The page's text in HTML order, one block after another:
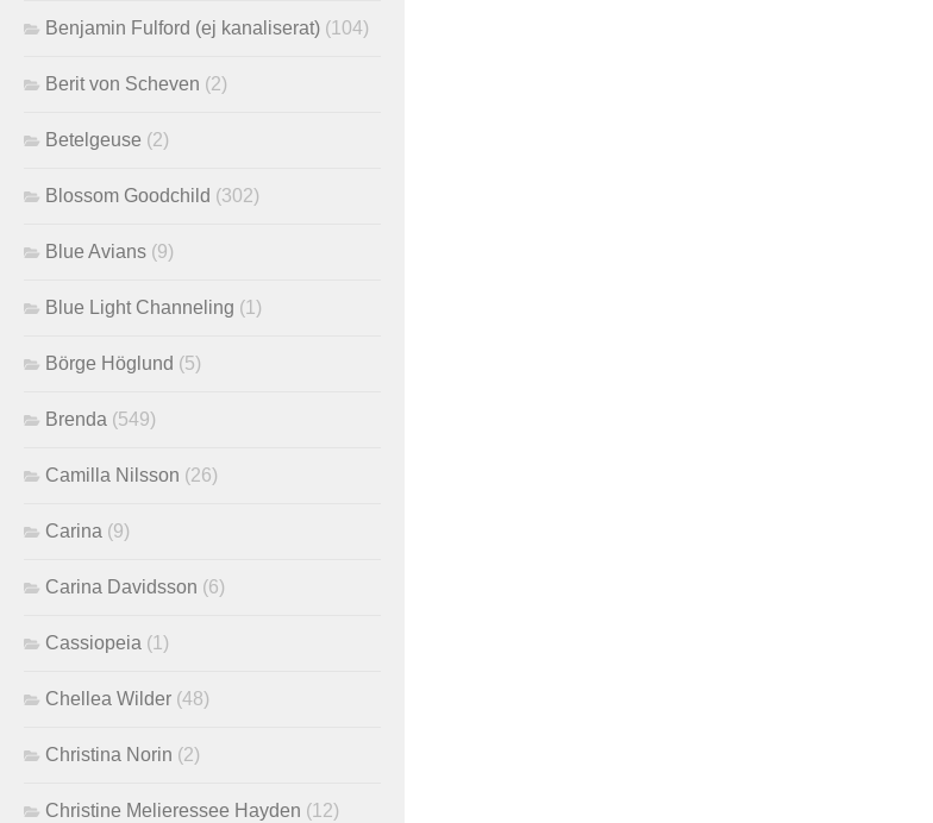
Benjamin Fulford (ej kanaliserat) (104)
Berit von Scheven (2)
Betelgeuse (2)
Blossom Goodchild (302)
Blue Avians (9)
Blue Light Channeling (1)
Börge Höglund (5)
Brenda (549)
Camilla Nilsson (26)
Carina (9)
Carina Davidsson (6)
Cassiopeia (1)
Chellea Wilder (48)
Christina Norin (2)
Christine Melieressee Hayden (12)